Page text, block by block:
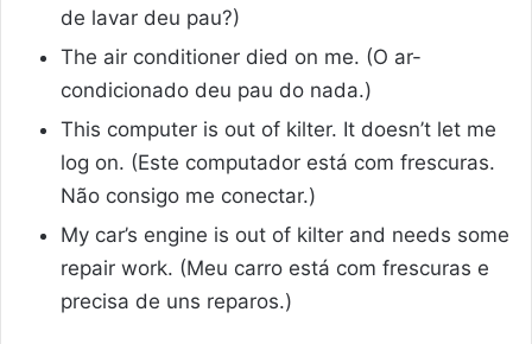
de lavar deu pau?)
The air conditioner died on me. (O ar-
condicionado deu pau do nada.)
This computer is out of kilter. It doesn’t let me
log on. (Este computador está com frescuras.
Não consigo me conectar.)
My car’s engine is out of kilter and needs some
repair work. (Meu carro está com frescuras e
precisa de uns reparos.)